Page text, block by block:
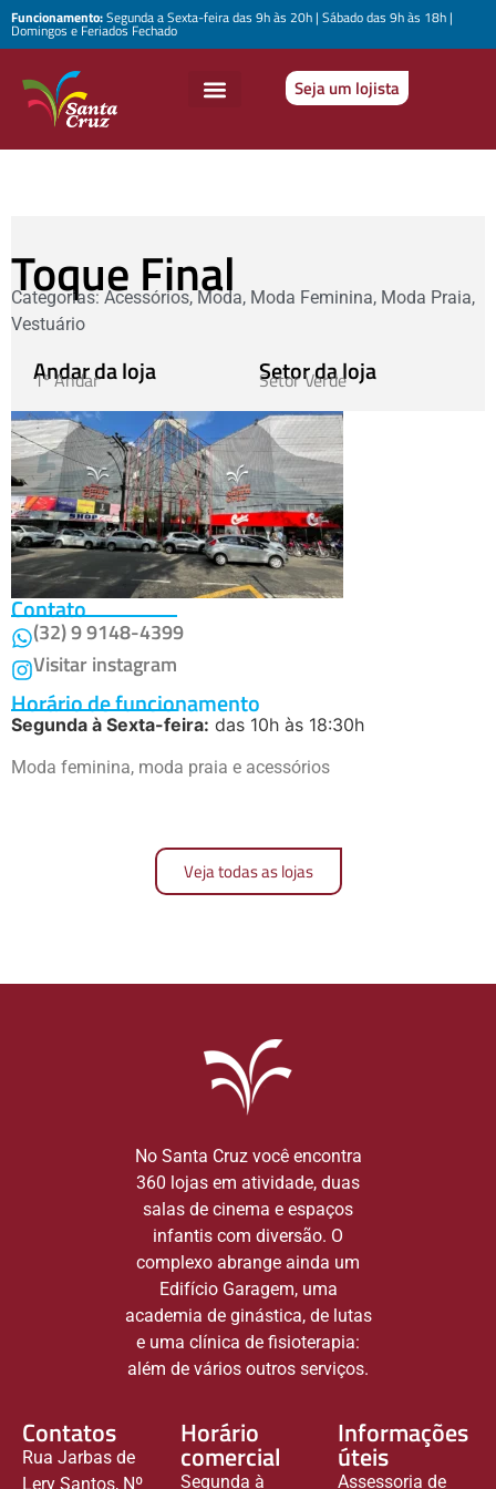
Funcionamento:Segunda a Sexta-feira das 9h às 20h | Sábado das 9h às 18h |
Domingos e Feriados Fechado
Seja um lojista
Toque Final
Categorias: Acessórios, Moda, Moda Feminina, Moda Praia,
Vestuário
Andar da loja
1º Andar Setor da loja
Setor Verde
Contato
(32) 9 9148-4399
Visitar instagram
Horário de funcionamento
Segunda à Sexta-feira: das 10h às 18:30h
Moda feminina, moda praia e acessórios
Veja todas as lojas
No Santa Cruz você encontra
360 lojas em atividade, duas
salas de cinema e espaços
infantis com diversão. O
complexo abrange ainda um
Edifício Garagem, uma
academia de ginástica, de lutas
e uma clínica de fisioterapia:
além de vários outros serviços.
Contatos
Rua Jarbas de
Lery Santos, Nº
Horário
comercial
Segunda à
Informações
úteis
Assessoria de